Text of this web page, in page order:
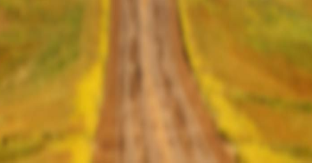
Canada